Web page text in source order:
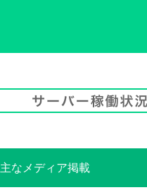
主なメディア掲載